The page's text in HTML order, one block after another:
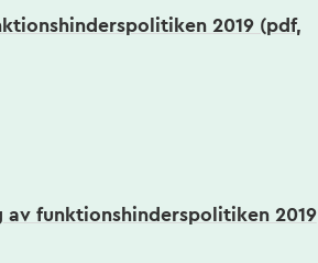
2019 (pdf,
av funktionshinderspolitiken 2019